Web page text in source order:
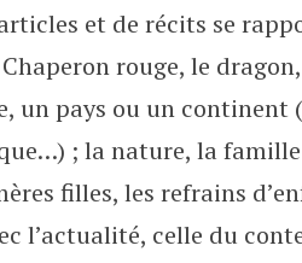
et de récits se
rouge, le
un pays ou un continent
; la nature, la
filles, les refrains
l’actualité, celle du